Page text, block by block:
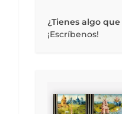
¿Tienes algo
¡Escríbenos!